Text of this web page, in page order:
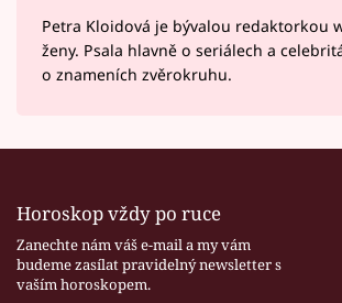
Petra Kloidová je bývalou redaktorkou
ženy. Psala hlavně o seriálech a
o znameních zvěrokruhu.
Horoskop vždy po ruce
Zanechte nám váš e-mail a my vám
budeme zasílat pravidelný newsletter s
vaším horoskopem.